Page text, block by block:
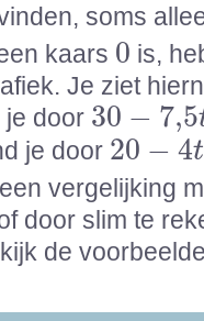
soms
kaars 0
0 is,
Je ziet
je door 30 − 7,5
30-7,5t
je door 20 − 4t
20 4 t=
vergelijking
door slim te
de